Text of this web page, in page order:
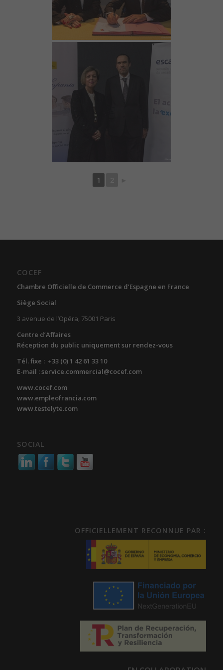
1
COCEF
Chambre Officielle de Commerce d’Espagne en France
Siège Social
3 avenue de l’Opéra, 75001 Paris
Centre d’Affaires
Réception du public uniquement sur rendez-vous
Tél. fixe : +33 (0) 1 42 61 33 10
E-mail : service.commercial@cocef.com
www.cocef.com
www.empleofrancia.com
www.testelyte.com
SOCIAL
OFFICIELLEMENT RECONNUE PAR :